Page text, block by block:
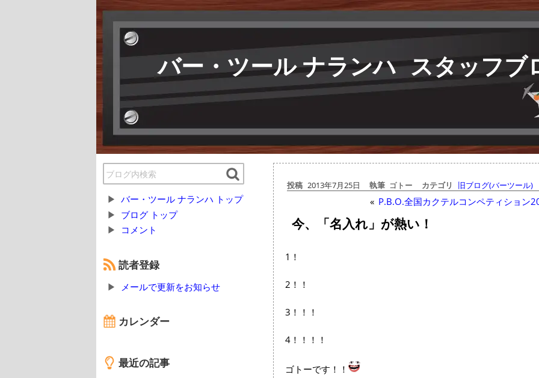
バー・ツール ナランハ スタッフブ
バー・ツール ナランハ トップ
ブログ トップ
コメント
読者登録
メールで更新をお知らせ
カレンダー
最近の記事
投稿 2013年7月25日 執筆 ゴトー カテゴリ 旧ブログ(バーツール)
« P.B.O.全国カクテルコンペティション
今、「名入れ」が熱い！
1！
2！！
3！！！
4！！！！
ゴトーです！！